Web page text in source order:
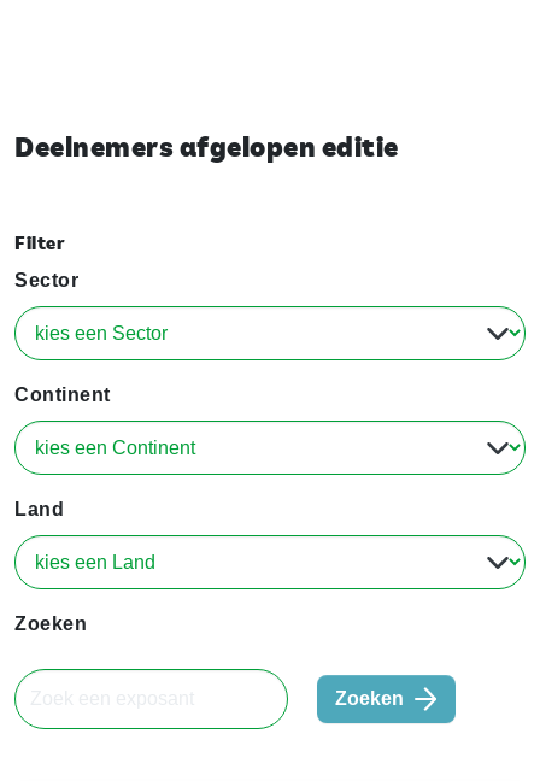
Deelnemers afgelopen editie
Filter
Sector
Continent
Land
Zoeken
Zoeken